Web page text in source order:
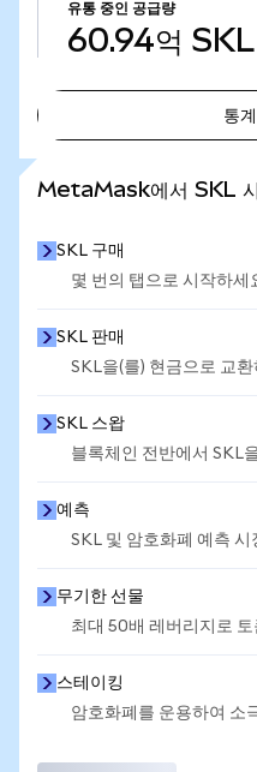
유통 중인 공급량
60.94억 SKL
통
MetaMask에서 SKL
SKL 구매
몇 번의 탭으로 시작하세
SKL 판매
SKL을(를) 현금으로 교
SKL 스왑
블록체인 전반에서 SKL
예측
SKL 및 암호화폐 예측
무기한 선물
최대 50배 레버리지로
스테이킹
암호화폐를 운용하여 소